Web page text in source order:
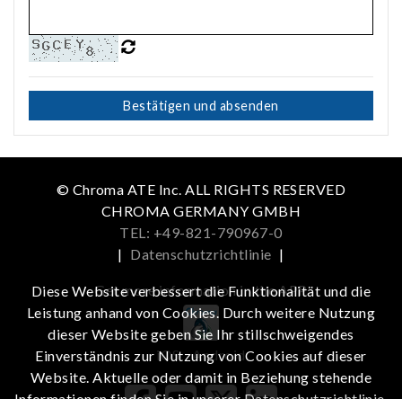
Bestätigen und absenden
© Chroma ATE Inc. ALL RIGHTS RESERVED
CHROMA GERMANY GMBH
TEL: +49-821-790967-0
| Datenschutzrichtlinie |
Get more information in the APP
iOS Android
Diese Website verbessert die Funktionalität und die
Leistung anhand von Cookies. Durch weitere Nutzung
dieser Website geben Sie Ihr stillschweigendes
Einverständnis zur Nutzung von Cookies auf dieser
Website. Aktuelle oder damit in Beziehung stehende